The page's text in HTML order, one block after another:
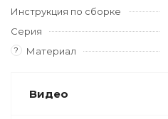
Инструкция по сборке
Серия
? Материал
Видео